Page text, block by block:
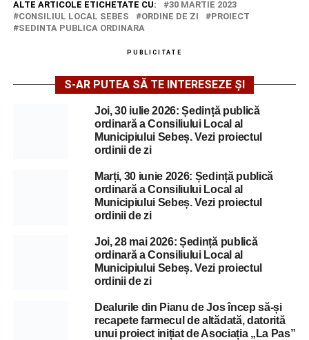
ALTE ARTICOLE ETICHETATE CU:
30 MARTIE 2023
CONSILIUL LOCAL SEBES
ORDINE DE ZI
PROIECT
SEDINTA PUBLICA ORDINARA
PUBLICITATE
S-AR PUTEA SĂ TE INTERESEZE ȘI
Joi, 30 iulie 2026: Ședință publică
ordinară a Consiliului Local al
Municipiului Sebeș. Vezi proiectul
ordinii de zi
Marți, 30 iunie 2026: Ședință publică
ordinară a Consiliului Local al
Municipiului Sebeș. Vezi proiectul
ordinii de zi
Joi, 28 mai 2026: Ședință publică
ordinară a Consiliului Local al
Municipiului Sebeș. Vezi proiectul
ordinii de zi
Dealurile din Pianu de Jos încep să-și
recapete farmecul de altădată, datorită
unui proiect inițiat de Asociația „La Pas”